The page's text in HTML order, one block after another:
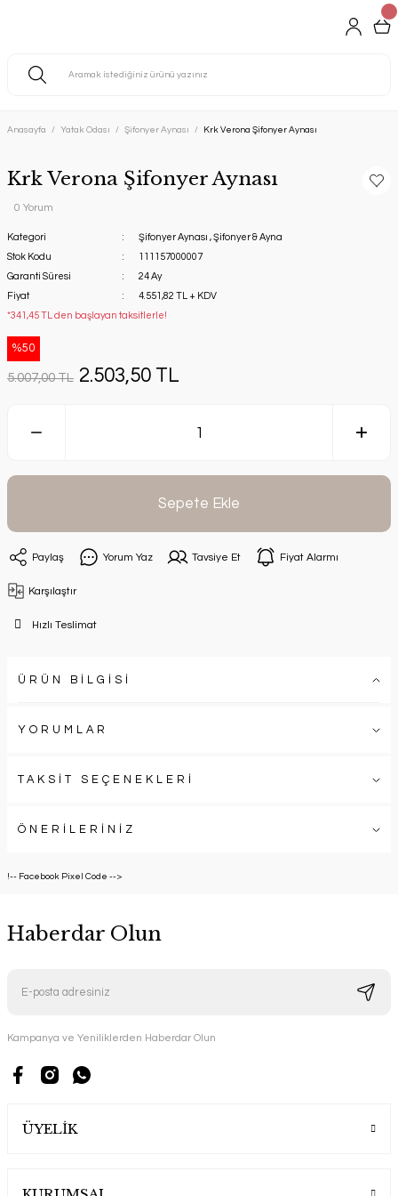
Anasayfa Yatak Odası Şifonyer Aynası Krk Verona Şifonyer Aynası
Krk Verona Şifonyer Aynası
0 Yorum
Kategori Şifonyer Aynası ,Şifonyer & Ayna
Stok Kodu
111157000007
Garanti Süresi
24 Ay
Fiyat
4.551,82 TL + KDV
*341,45 TL den başlayan taksitlerle!
%50
5.007,00 TL 2.503,50 TL
Sepete Ekle
Paylaş Yorum Yaz Tavsiye Et Fiyat Alarmı
Karşılaştır
Hızlı Teslimat
ÜRÜN BİLGİSİ
YORUMLAR
TAKSİT SEÇENEKLERİ
ÖNERİLERİNİZ
!-- Facebook Pixel Code -->
Haberdar Olun
Kampanya ve Yeniliklerden Haberdar Olun
ÜYELİK